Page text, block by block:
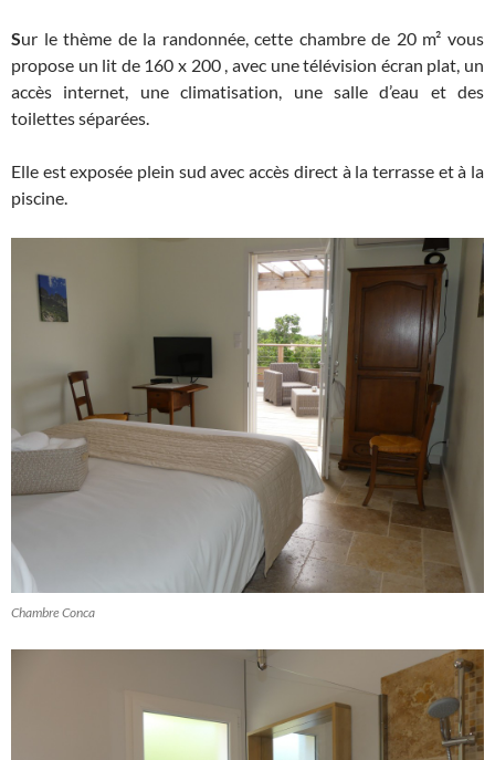
Sur le thème de la randonnée, cette chambre de 20 m² vous
propose un lit de 160 x 200 , avec une télévision écran plat, un
accès internet, une climatisation, une salle d’eau et des
toilettes séparées.
Elle est exposée plein sud avec accès direct à la terrasse et à la
piscine.
Chambre Conca